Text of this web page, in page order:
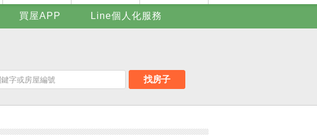
賣屋刊登
買屋APP Line個人化服務
找房子